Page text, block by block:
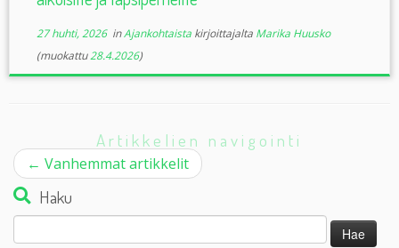
27 huhti, 2026inAjankohtaista kirjoittajalta Marika Huusko
(muokattu28.4.2026)
Artikkelien navigointi
← Vanhemmat artikkelit
Haku
Haku: